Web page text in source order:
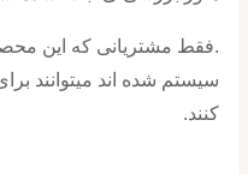
.فقط مشتریانی که این
سیستم شده اند میتوانند
کنند.